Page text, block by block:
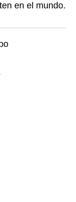
en el mundo.